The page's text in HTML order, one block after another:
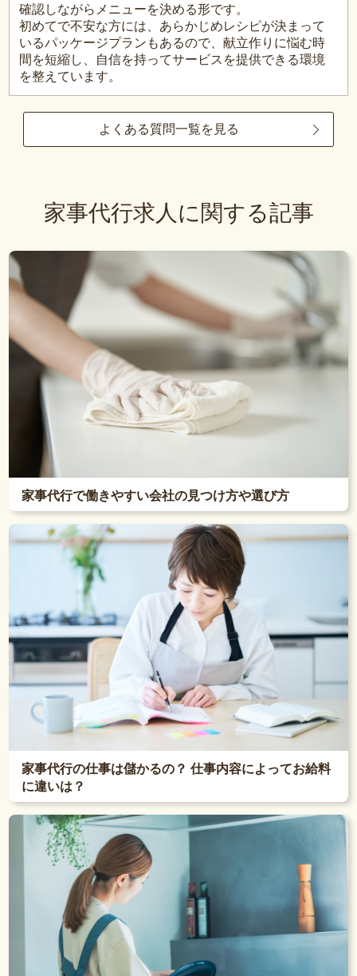
確認しながらメニューを決める形です。
初めてで不安な方には、あらかじめレシピが決まって
いるパッケージプランもあるので、献立作りに悩む時
間を短縮し、自信を持ってサービスを提供できる環境
を整えています。
よくある質問一覧を見る
家事代行求人に関する記事
家事代行で働きやすい会社の見つけ方や選び方
家事代行の仕事は儲かるの？ 仕事内容によってお給料
に違いは？